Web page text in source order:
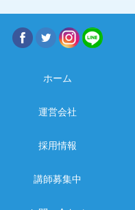
ホーム
運営会社
採用情報
講師募集中